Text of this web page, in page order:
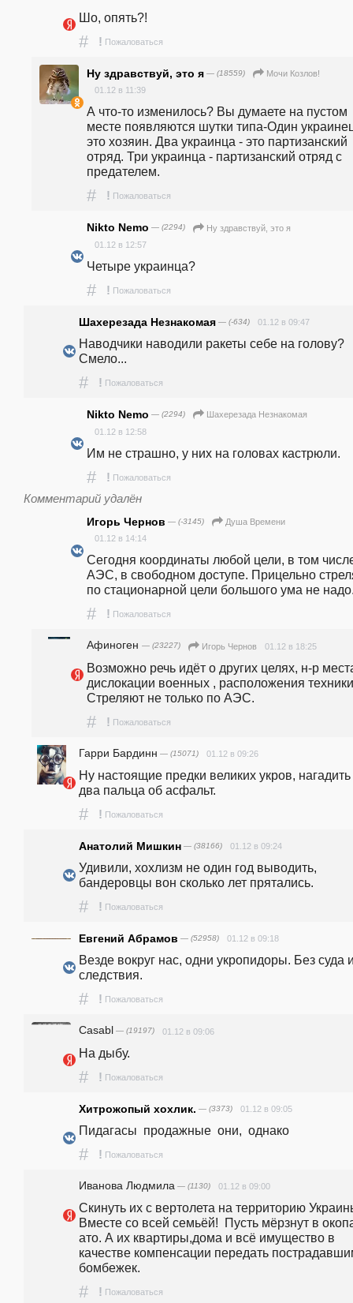
Шо, опять?!
# ! Пожаловаться
Ну здравствуй, это я — (18559)
Мочи Козлов!
01.12 в 11:39
А что-то изменилось? Вы думаете на пустом
месте появляются шутки типа-Один
это хозяин. Два украинца - это партизанский
отряд. Три украинца - партизанский отряд с
предателем.
# ! Пожаловаться
Nikto Nemo — (2294)
Ну здравствуй, это я
01.12 в 12:57
Четыре украинца?
# ! Пожаловаться
Шахерезада Незнакомая — (-634) 01.12 в 09:47
Наводчики наводили ракеты себе на голову?
Смело...
# ! Пожаловаться
Nikto Nemo — (2294)
Шахерезада Незнакомая
01.12 в 12:58
Им не страшно, у них на головах кастрюли.
# ! Пожаловаться
Комментарий удалён
Игорь Чернов — (-3145)
Душа Времени
01.12 в 14:14
Сегодня координаты любой цели, в том
АЭС, в свободном доступе. Прицельно
по стационарной цели большого ума не
# ! Пожаловаться
Афиноген — (23227) Игорь Чернов 01.12 в 18:25
Возможно речь идёт о других целях, н-р
дислокации военных , расположения
Стреляют не только по АЭС.
# ! Пожаловаться
Гарри Бардинн — (15071) 01.12 в 09:26
Ну настоящие предки великих укров, нагадить
два пальца об асфальт.
# ! Пожаловаться
Анатолий Мишкин — (38166) 01.12 в 09:24
Удивили, хохлизм не один год выводить,
бандеровцы вон сколько лет прятались.
# ! Пожаловаться
Евгений Абрамов — (52958) 01.12 в 09:18
Везде вокруг нас, одни укропидоры. Без суда
следствия.
# ! Пожаловаться
Casabl — (19197) 01.12 в 09:06
На дыбу.
# ! Пожаловаться
Хитрожопый хохлик. — (3373) 01.12 в 09:05
Пидагасы  продажные  они,  однако
# ! Пожаловаться
Иванова Людмила — (1130) 01.12 в 09:00
Скинуть их с вертолета на территорию
Вместе со всей семьёй!  Пусть мёрзнут в
ато. А их квартиры,дома и всё имущество в
качестве компенсации передать
бомбежек.
# ! Пожаловаться